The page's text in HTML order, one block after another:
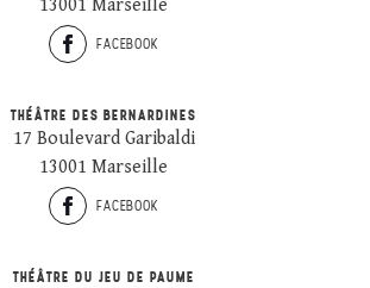
13001 Marseille
FACEBOOK
THÉÂTRE DES BERNARDINES
17 Boulevard Garibaldi
13001 Marseille
FACEBOOK
THÉÂTRE DU JEU DE PAUME